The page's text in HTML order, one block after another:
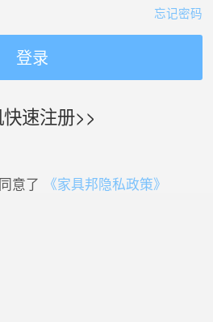
忘记密码
登录
速注册>>
意了 《家具邦隐私政策》